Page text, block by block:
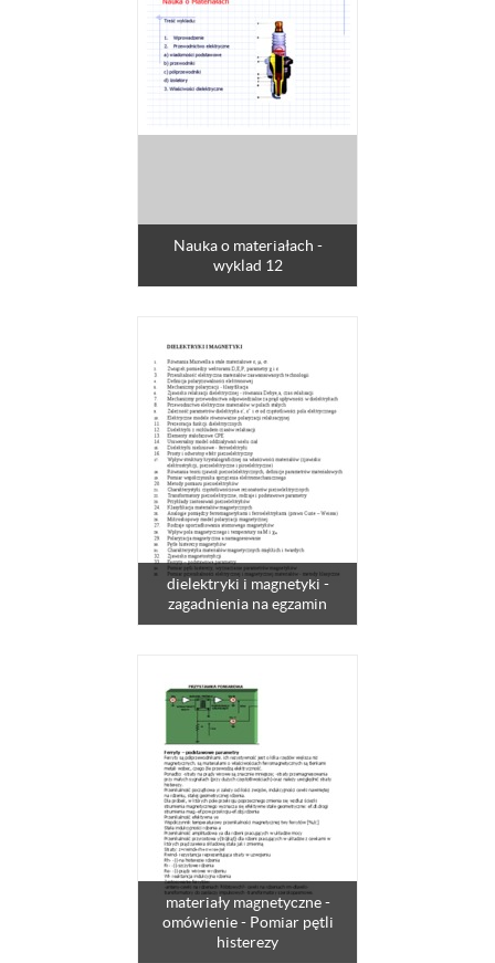
Nauka o materiałach -
wyklad 12
dielektryki i magnetyki -
zagadnienia na egzamin
materiały magnetyczne -
omówienie - Pomiar pętli
histerezy